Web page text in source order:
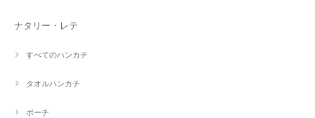
ナタリー・レテ
すべてのハンカチ
タオルハンカチ
ポーチ